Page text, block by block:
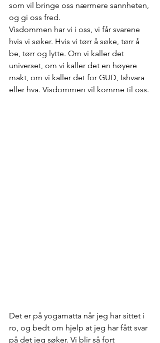
som vil bringe oss nærmere sannheten,
og gi oss fred.
Visdommen har vi i oss, vi får svarene
hvis vi søker. Hvis vi tørr å søke, tørr å
be, tørr og lytte. Om vi kaller det
universet, om vi kaller det en høyere
makt, om vi kaller det for GUD, Ishvara
eller hva. Visdommen vil komme til oss.
Det er på yogamatta når jeg har sittet i
ro, og bedt om hjelp at jeg har fått svar
på det jeg søker. Vi blir så fort